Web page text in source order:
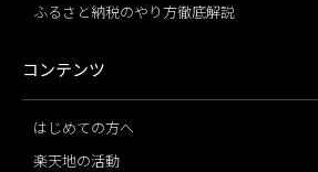
ふるさと納税のやり方徹底解説
コンテンツ
はじめての方へ
楽天地の活動